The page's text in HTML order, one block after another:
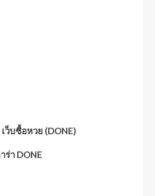
ว็บซื้อหวย (DONE)
ร่า DONE